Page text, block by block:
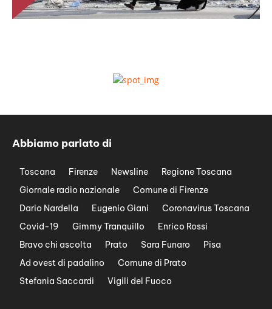
Abbiamo parlato di
Toscana Firenze Newsline
Regione Toscana
Giornale radio nazionale
Comune di Firenze
Dario Nardella
Eugenio Giani
Coronavirus Toscana
Covid-19
Gimmy Tranquillo
Enrico Rossi
Bravo chi ascolta
Prato Sara Funaro
Pisa
Ad ovest di padalino
Comune di Prato
Stefania Saccardi
Vigili del Fuoco